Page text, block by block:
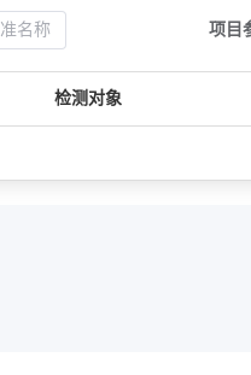
项目
检测对象